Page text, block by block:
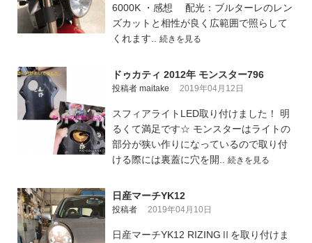
6000K ・感想 配光：ブルターレのレン
ズカットと相性が良く広範囲で照らして
くれます.. 続きを見る
ドゥカティ 2012年 モンスター796
投稿者 maitake 2019年04月12日
スフィアライトLED取り付けました！ 明
るくて満足です☆ モンスターはライトの
部分が狭い作りになっているので取り付
ける際には裏蓋に穴を開.. 続きを見る
日産マーチYK12
投稿者 2019年04月10日
日産マーチYK12 RIZINGⅡを取り付けま